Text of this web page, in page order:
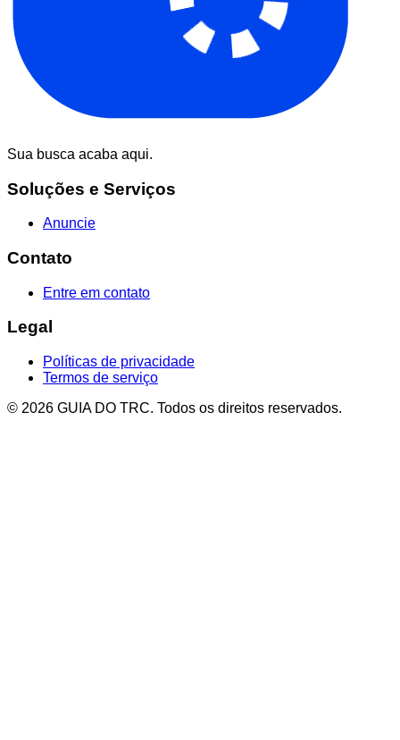
Sua busca acaba aqui.
Soluções e Serviços
Anuncie
Contato
Entre em contato
Legal
Políticas de privacidade
Termos de serviço
© 2026 GUIA DO TRC. Todos os direitos reservados.